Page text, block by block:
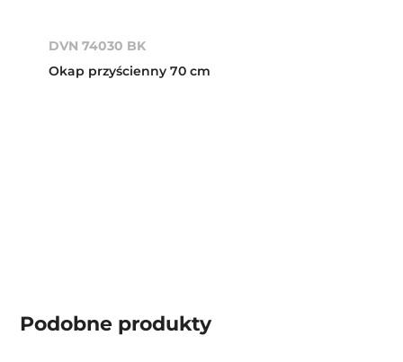
DVN 74030 BK
Okap przyścienny 70 cm
Podobne produkty